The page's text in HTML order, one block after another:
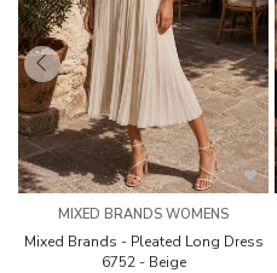
MIXED BRANDS WOMENS
Mixed Brands - Pleated Long Dress
6752 - Beige